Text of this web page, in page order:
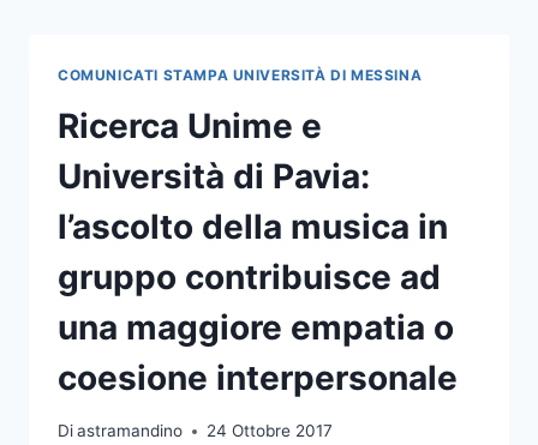
COMUNICATI STAMPA UNIVERSITÀ DI MESSINA
Ricerca Unime e
Università di Pavia:
l’ascolto della musica in
gruppo contribuisce ad
una maggiore empatia o
coesione interpersonale
Diastramandino 24 Ottobre 2017